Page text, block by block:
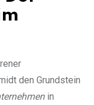
den Grundstein
in